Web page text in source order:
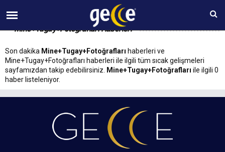
09 AĞUSTOS Pazar 14:04
Mine+Tugay+Fotoğrafları Haberleri
Son dakika Mine+Tugay+Fotoğrafları haberleri ve
Mine+Tugay+Fotoğrafları haberleri ile ilgili tüm sıcak gelişmeleri
sayfamızdan takip edebilirsiniz.
Mine+Tugay+Fotoğrafları ile ilgili 0
haber listeleniyor.